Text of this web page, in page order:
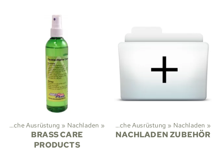
Taktische Ausrüstung ‪» Nachladen ‪»
BRASS CARE
PRODUCTS
Sportarten ‪» Taktische Ausrüstung ‪» Nachladen ‪»
NACHLADEN ZUBEHÖR